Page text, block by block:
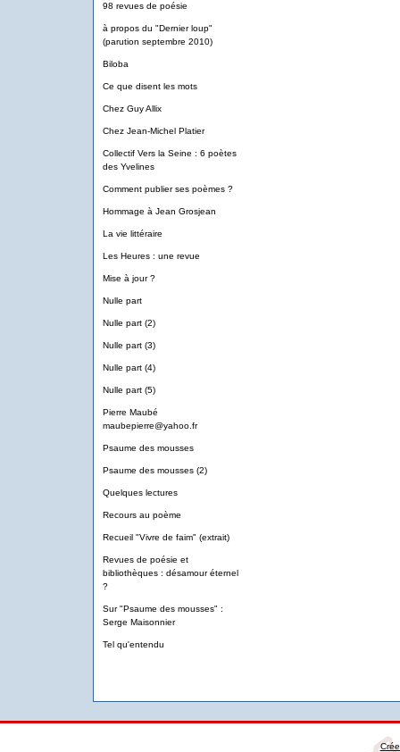
98 revues de poésie
à propos du "Dernier loup"
(parution septembre 2010)
Biloba
Ce que disent les mots
Chez Guy Allix
Chez Jean-Michel Platier
Collectif Vers la Seine : 6 poètes
des Yvelines
Comment publier ses poèmes ?
Hommage à Jean Grosjean
La vie littéraire
Les Heures : une revue
Mise à jour ?
Nulle part
Nulle part (2)
Nulle part (3)
Nulle part (4)
Nulle part (5)
Pierre Maubé
maubepierre@yahoo.fr
Psaume des mousses
Psaume des mousses (2)
Quelques lectures
Recours au poème
Recueil "Vivre de faim" (extrait)
Revues de poésie et
bibliothèques : désamour éternel
?
Sur "Psaume des mousses" :
Serge Maisonnier
Tel qu'entendu